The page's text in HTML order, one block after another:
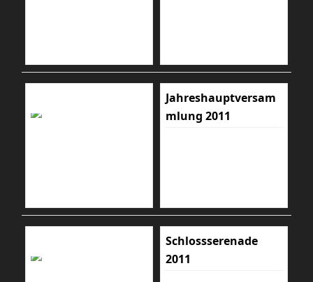
Jahreshauptversam
mlung 2011
Schlossserenade
2011